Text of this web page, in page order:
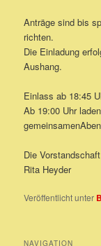
Anträge sind bis
richten.
Die Einladung
Aushang.
Einlass ab 18:45
Ab 19:00 Uhr
Die Vorstandschaft
Rita Heyder
Veröffentlicht unter
NAVIGATION